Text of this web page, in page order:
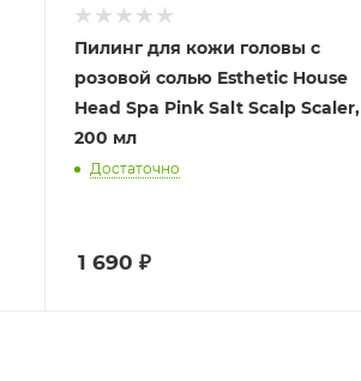
Пилинг для кожи головы с
розовой солью Esthetic House
Head Spa Pink Salt Scalp Scaler,
200 мл
Достаточно
1 690 ₽